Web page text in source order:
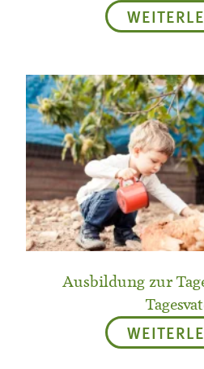
Ausbildung zur